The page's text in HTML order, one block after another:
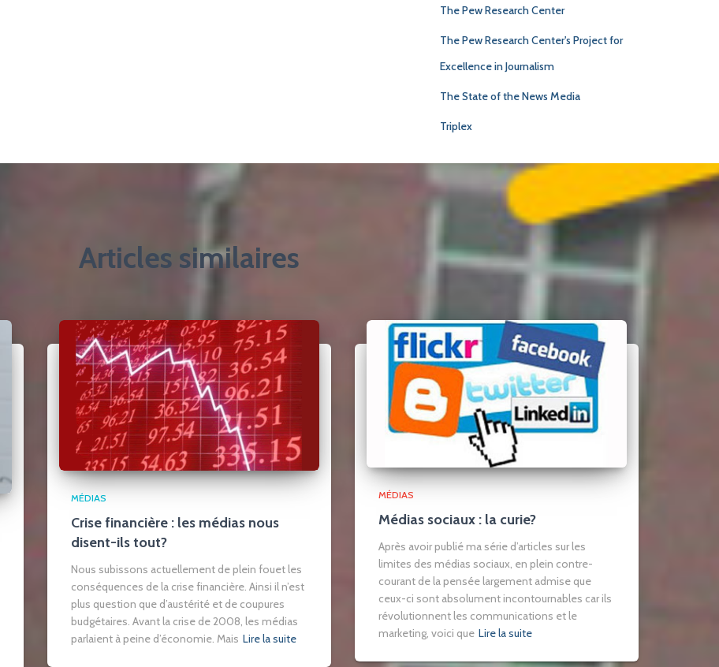
The Pew Research Center
The Pew Research Center's Project for
Excellence in Journalism
The State of the News Media
Triplex
Articles similaires
MÉDIAS
Crise financière : les médias nous
disent-ils tout?
Nous subissons actuellement de plein fouet les
conséquences de la crise financière. Ainsi il n’est
plus question que d’austérité et de coupures
budgétaires. Avant la crise de 2008, les médias
parlaient à peine d’économie. Mais Lire la suite
MÉDIAS
Médias sociaux : la curie?
Après avoir publié ma série d’articles sur les
limites des médias sociaux, en plein contre-
courant de la pensée largement admise que
ceux-ci sont absolument incontournables car ils
révolutionnent les communications et le
marketing, voici que Lire la suite